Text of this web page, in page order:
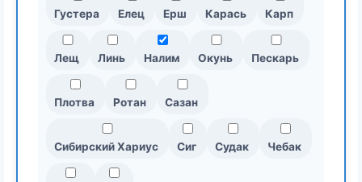
Густера Елец Ерш Карась Карп
Лещ Линь Налим Окунь Пескарь
Плотва Ротан Сазан
Сибирский Хариус Сиг Судак Чебак